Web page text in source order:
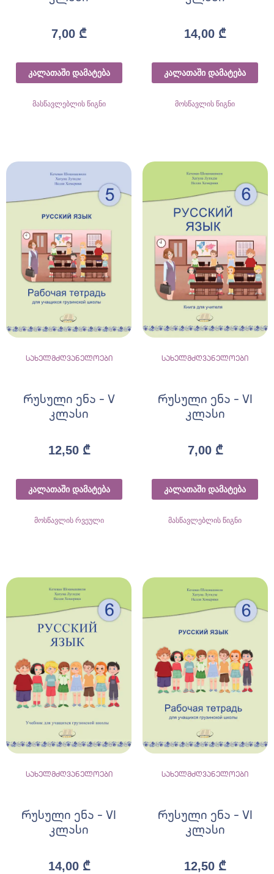
7,00 ₾
კალათაში დამატება
მასწავლებლის წიგნი
14,00 ₾
კალათაში დამატება
მოსწავლის წიგნი
სახელმძღვანელოები
რუსული ენა – V
კლასი
12,50 ₾
კალათაში დამატება
მოსწავლის რვეული
სახელმძღვანელოები
რუსული ენა – VI
კლასი
7,00 ₾
კალათაში დამატება
მასწავლებლის წიგნი
სახელმძღვანელოები
რუსული ენა – VI
კლასი
14,00 ₾
სახელმძღვანელოები
რუსული ენა – VI
კლასი
12,50 ₾